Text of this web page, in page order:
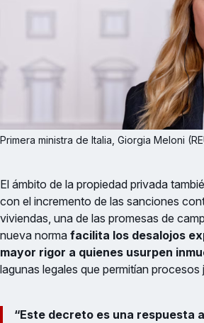
Primera ministra de Italia, Giorgia Meloni
El ámbito de la propiedad privada
con el incremento de las sanciones
viviendas, una de las promesas de
nueva norma facilita los desalojos
mayor rigor a quienes usurpen
lagunas legales que permitían procesos
“Este decreto es una respuesta